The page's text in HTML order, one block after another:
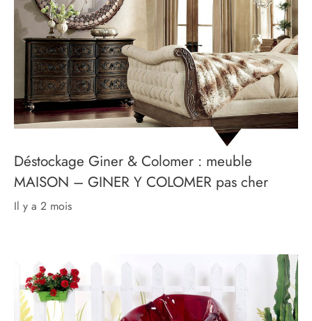
Déstockage Giner & Colomer : meuble
MAISON – GINER Y COLOMER pas cher
il y a 2 mois